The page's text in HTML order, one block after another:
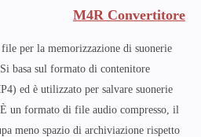
M4R Convertitore
per la memorizzazione di suonerie
basa sul formato di contenitore
ed è utilizzato per salvare suonerie
un formato di file audio compresso, il
meno spazio di archiviazione rispetto